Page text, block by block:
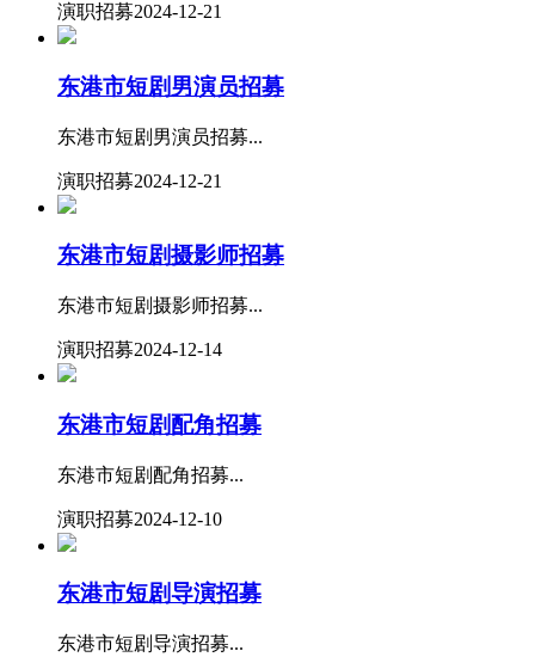
演职招募2024-12-21
东港市短剧男演员招募
东港市短剧男演员招募...
演职招募2024-12-21
东港市短剧摄影师招募
东港市短剧摄影师招募...
演职招募2024-12-14
东港市短剧配角招募
东港市短剧配角招募...
演职招募2024-12-10
东港市短剧导演招募
东港市短剧导演招募...